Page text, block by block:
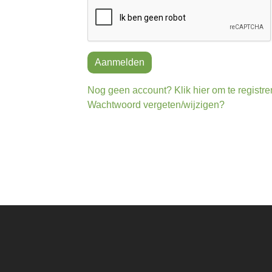
Aanmelden
Nog geen account? Klik hier om te
Wachtwoord vergeten/wijzigen?